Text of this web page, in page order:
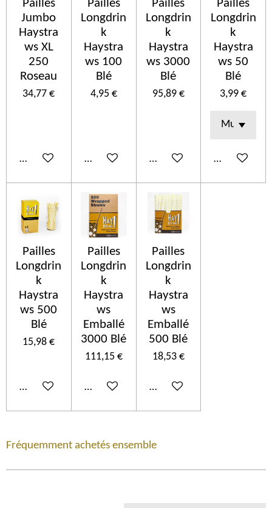
Pailles
Jumbo
Haystra
ws XL
250
Roseau
34,77 €
Añadir al carrito
Pailles
Longdrin
k
Haystra
ws 100
Blé
4,95 €
Añadir al carrito
Pailles
Longdrin
k
Haystra
ws 3000
Blé
95,89 €
Añadir al carrito
Pailles
Longdrin
k
Haystra
ws 50
Blé
3,99 €
Añadir al
Pailles
Longdrin
k
Haystra
ws 500
Blé
15,98 €
Añadir al carrito
Pailles
Longdrin
k
Haystra
ws
Emballé
3000 Blé
111,15 €
Añadir al carrito
Pailles
Longdrin
k
Haystra
ws
Emballé
500 Blé
18,53 €
Añadir al carrito
Fréquemment achetés ensemble